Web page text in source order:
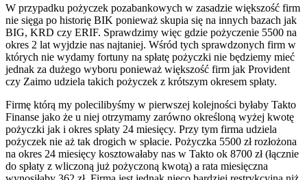
W przypadku pożyczek pozabankowych w zasadzie większość firm
nie sięga po historię BIK ponieważ skupia się na innych bazach jak
BIG, KRD czy ERIF. Sprawdzimy więc gdzie pożyczenie 5500 na
okres 2 lat wyjdzie nas najtaniej. Wśród tych sprawdzonych firm w
których nie wydamy fortuny na spłatę pożyczki nie będziemy mieć
jednak za dużego wyboru ponieważ większość firm jak Provident
czy Zaimo udziela takich pożyczek z krótszym okresem spłaty.
Firmę którą my polecilibyśmy w pierwszej kolejności byłaby Takto
Finanse jako że u niej otrzymamy zarówno określoną wyżej kwotę
pożyczki jak i okres spłaty 24 miesięcy. Przy tym firma udziela
pożyczek nie aż tak drogich w spłacie. Pożyczka 5500 zł rozłożona
na okres 24 miesięcy kosztowałaby nas w Takto ok 8700 zł (łącznie
do spłaty z wliczoną już pożyczoną kwotą) a rata miesięczna